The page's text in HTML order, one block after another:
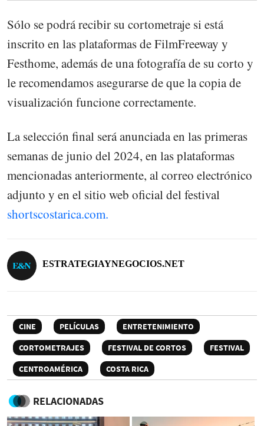
Sólo se podrá recibir su cortometraje si está
inscrito en las plataformas de FilmFreeway y
Festhome, además de una fotografía de su corto y
le recomendamos asegurarse de que la copia de
visualización funcione correctamente.
La selección final será anunciada en las primeras
semanas de junio del 2024, en las plataformas
mencionadas anteriormente, al correo electrónico
adjunto y en el sitio web oficial del festival
shortscostarica.com.
ESTRATEGIAYNEGOCIOS.NET
CINE PELÍCULAS
ENTRETENIMIENTO
CORTOMETRAJES
FESTIVAL DE CORTOS
FESTIVAL
CENTROAMÉRICA
COSTA RICA
RELACIONADAS